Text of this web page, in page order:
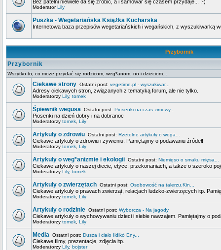
Bez patelni niewiele da się zrobić, a i samowar się czasem przydaje... ;-)
ModeratorLily
Puszka - Wegetariańska Książka Kucharska
Internetowa baza przepisów wegetariańskich i wegańskich, z wyszukiwarką
Przybornik
Przybornik
Wszytko to, co może przydać się rodzicom, weg*anom, no i dzieciom...
Ciekawe strony Ostatni post: vegetime.pl - wyszukiwar...
Adresy ciekawych stron, związanych z tematyką forum, ale nie tylko.
Moderatorzy Lily, tomek
Śpiewnik wegusa Ostatni post: Piosenki na czas zimowy...
Piosenki na dzień dobry i na dobranoc
Moderatorzy tomek Lily
Artykuły o zdrowiu Ostatni post: Rzetelne artykuły o wega...
Ciekawe artykuły o zdrowiu i żywieniu. Pamiętajmy o podawaniu źródeł!
Moderatorzy tomek Lily
Artykuły o weg*anizmie i ekologii Ostatni post: Niemięso o smaku mięsa...
Ciekawe artykuły o naszej diecie, etyce, przekonaniach, a także o szeroko
Moderatorzy Lily, tomek
Artykuły o zwierzętach Ostatni post: Osobowość na talerzu.Kin...
Ciekawe artykuły o prawach zwierząt, relacjach ludzko-zwierzęcych itp.
Moderatorzy tomek Lily
Artykuły o rodzinie Ostatni post: Wyborcza - Na jagody
Ciekawe artykuły o wychowywaniu dzieci i siebie nawzajem. Pamiętajmy o
Moderatorzy tomek Lily
Media Ostatni post: Dusza i ciało Ildikó Eny...
Ciekawe filmy, prezentacje, zdjęcia itp.
Moderatorzy Lily, bojster